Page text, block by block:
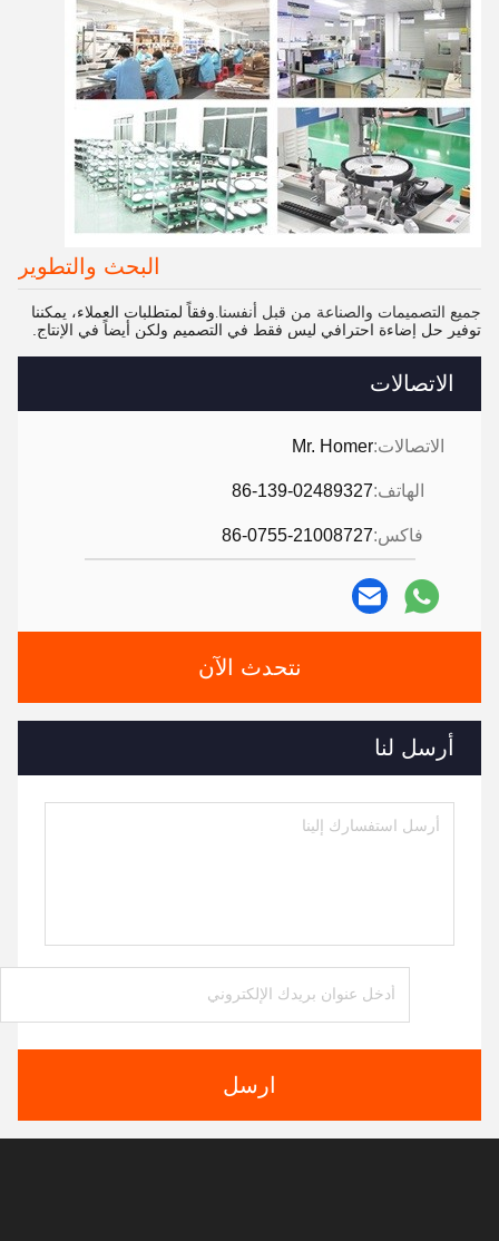
الاتصالات
Mr. Homer
الهاتف:86-139-02489327
86-0755-21008727
البحث والتطوير
جميع التصميمات والصناعة من قبل أنفسنا.وفقاً لمتطلبات العملاء، يمكننا
توفير حل إضاءة احترافي ليس فقط في التصميم ولكن أيضاً في الإنتاج.